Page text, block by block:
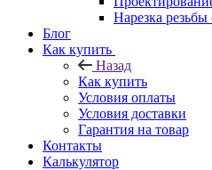
Нарезка
Блог
Как купить
Назад
Как купить
Условия оплаты
Условия доставки
Гарантия на товар
Контакты
Калькулятор